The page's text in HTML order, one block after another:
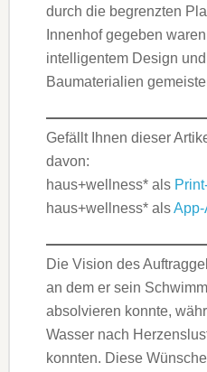
durch die begrenzten
Innenhof gegeben
intelligentem Design
Baumaterialien
Gefällt Ihnen dieser
davon:
haus+wellness* als
haus+wellness* als
Die Vision des
an dem er sein
absolvieren konnte,
Wasser nach
konnten. Diese